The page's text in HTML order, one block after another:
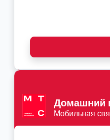
Домашний
Мобильная